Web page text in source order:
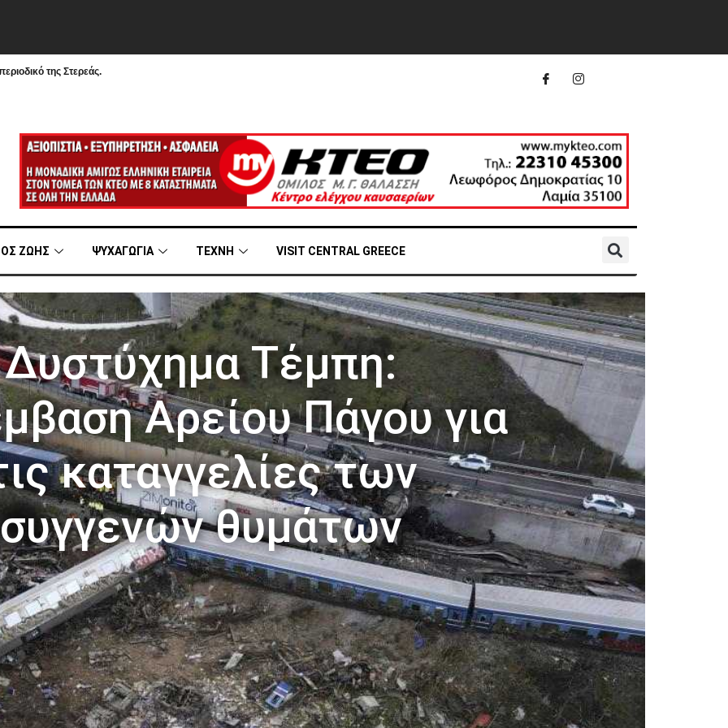
της Στερεάς.
ΖΩΗΣ ΨΥΧΑΓΩΓΙΑ ΤΕΧΝΗ VISIT CENTRAL GREECE
Δυστύχημα Τέμπη:
Αρείου Πάγου για
καταγγελίες των
συγγενών θυμάτων